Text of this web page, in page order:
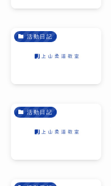
活動日記
活動日記